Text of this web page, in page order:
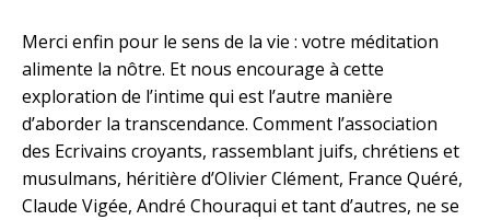
Merci enfin pour le sens de la vie : votre méditation
alimente la nôtre. Et nous encourage à cette
exploration de l’intime qui est l’autre manière
d’aborder la transcendance. Comment l’association
des Ecrivains croyants, rassemblant juifs, chrétiens et
musulmans, héritière d’Olivier Clément, France Quéré,
Claude Vigée, André Chouraqui et tant d’autres, ne se